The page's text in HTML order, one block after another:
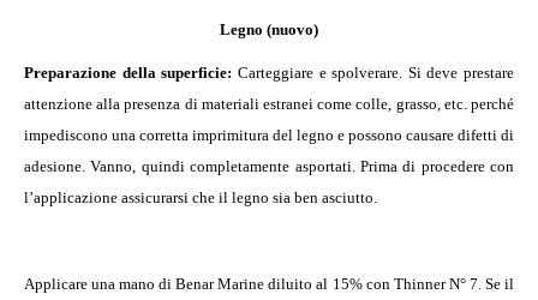
Legno (nuovo)
Preparazione della superficie: Carteggiare e spolverare. Si deve prestare
attenzione alla presenza di materiali estranei come colle, grasso, etc. perché
impediscono una corretta imprimitura del legno e possono causare difetti di
adesione. Vanno, quindi completamente asportati. Prima di procedere con
l’applicazione assicurarsi che il legno sia ben asciutto.
Applicare una mano di Benar Marine diluito al 15% con Thinner N° 7. Se il